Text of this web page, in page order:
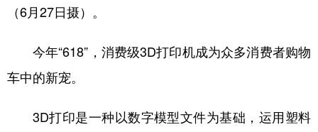
（6月27日摄）。
今年“618”，消费级3D打印机成为众多消费者购物
车中的新宠。
3D打印是一种以数字模型文件为基础，运用塑料